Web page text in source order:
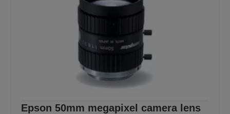
Epson 50mm megapixel camera lens